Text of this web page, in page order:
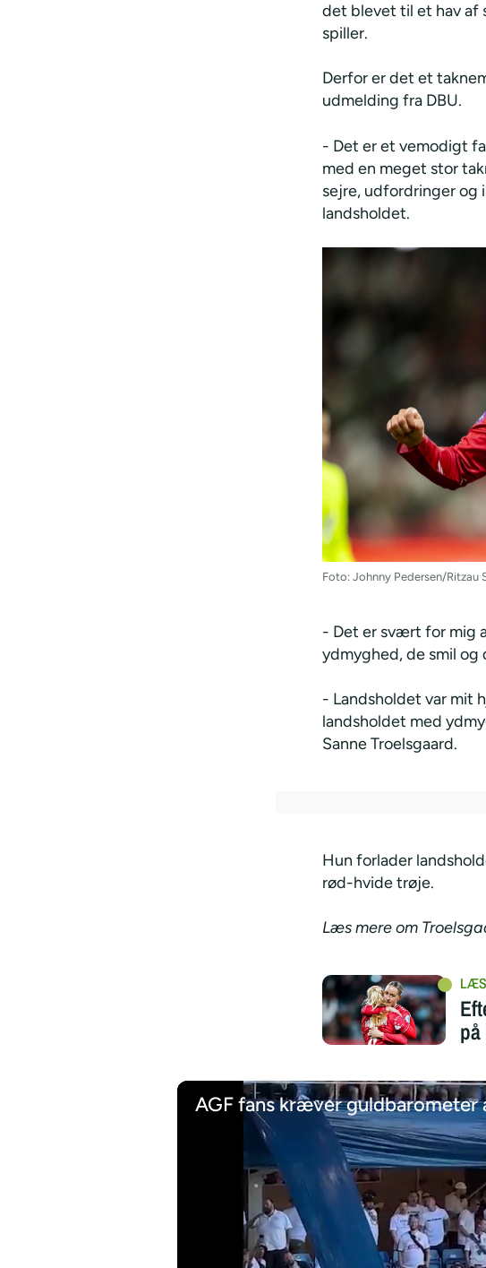
det blevet til et hav af
spiller.
Derfor er det et
udmelding fra DBU.
- Det er et vemodigt
med en meget stor
sejre, udfordringer og
landsholdet.
Foto: Johnny Pedersen/Ritzau
- Det er svært for mig
ydmyghed, de smil
- Landsholdet var mit
landsholdet med
Sanne Troelsgaard.
Hun forlader
rød-hvide trøje.
Læs mere om
AGF fans kræver guldbarometer